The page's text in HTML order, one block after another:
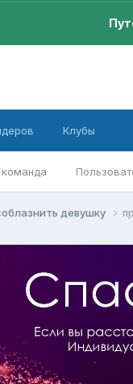
Клубы
девушку